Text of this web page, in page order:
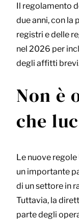
Il regolamento
due anni, con la
registri e delle
nel 2026 per
degli affitti
Non è
che
Le nuove
un importante
di un settore in
Tuttavia, la
parte degli